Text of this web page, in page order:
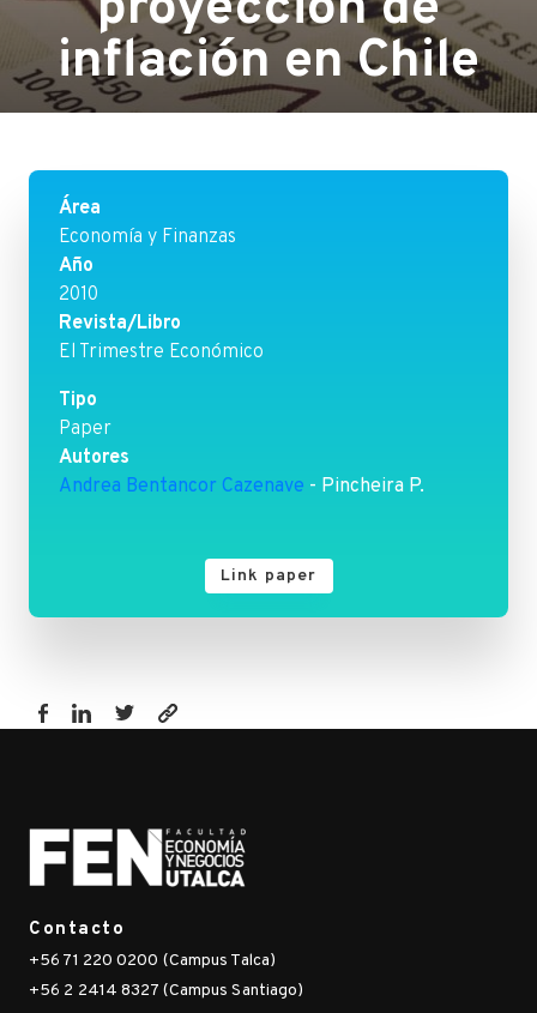
inflación en Chile
Área
Economía y Finanzas
Año
2010
Revista/Libro
El Trimestre Económico
Tipo
Paper
Autores
Andrea Bentancor Cazenave - Pincheira P.
Link paper
de-
proyeccion-
de-
inflacion-
chile/
Contacto
+56 71 220 0200 (Campus Talca)
+56 2 2414 8327 (Campus Santiago)